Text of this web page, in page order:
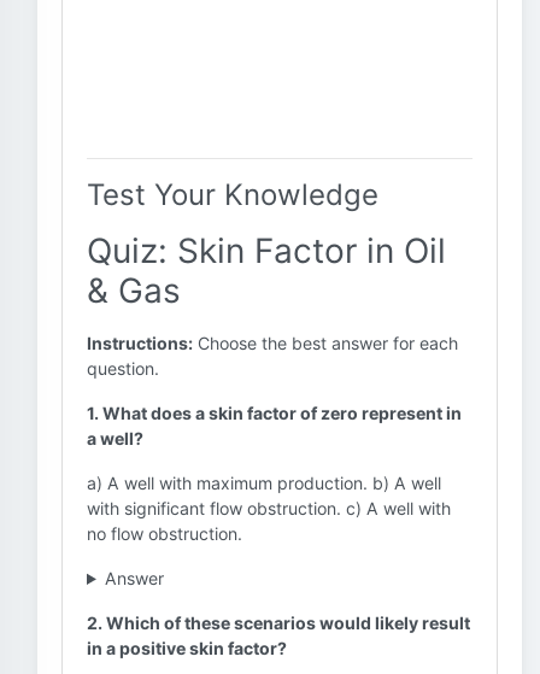
Test Your Knowledge
Quiz: Skin Factor in Oil
& Gas
Instructions: Choose the best answer for each
question.
1. What does a skin factor of zero represent in
a well?
a) A well with maximum production. b) A well
with significant flow obstruction. c) A well with
no flow obstruction.
Answer
2. Which of these scenarios would likely result
in a positive skin factor?